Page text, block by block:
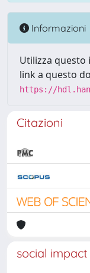
Informazioni
Utilizza
link a questo
https://
Citazioni
social impact